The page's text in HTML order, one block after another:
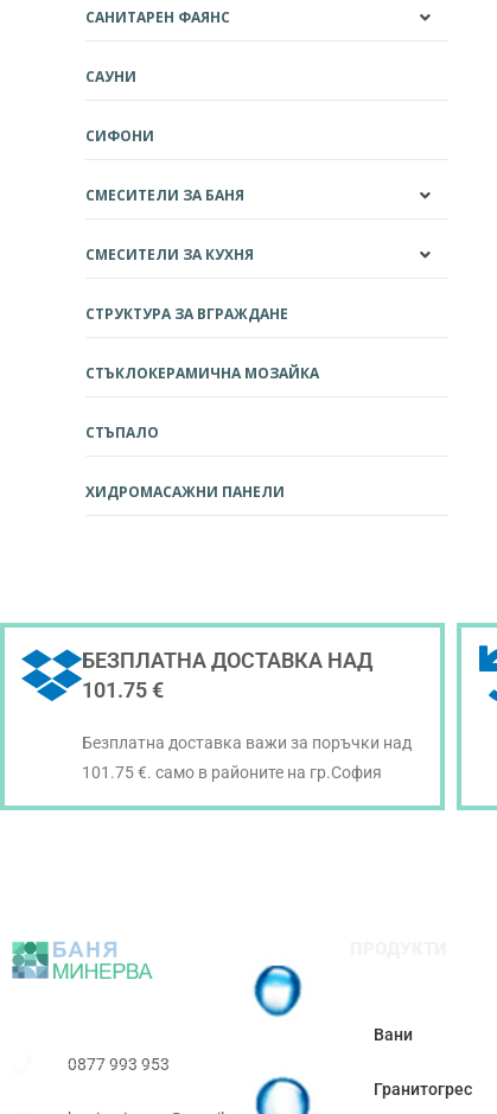
САНИТАРЕН ФАЯНС
САУНИ
СИФОНИ
СМЕСИТЕЛИ ЗА БАНЯ
СМЕСИТЕЛИ ЗА КУХНЯ
СТРУКТУРА ЗА ВГРАЖДАНЕ
СТЪКЛОКЕРАМИЧНА МОЗАЙКА
СТЪПАЛО
ХИДРОМАСАЖНИ ПАНЕЛИ
БЕЗПЛАТНА ДОСТАВКА НАД
101.75 €
Безплатна доставка важи за поръчки над
101.75 €. само в районите на гр.София
0877 993 953
Вани
Гранитогрес